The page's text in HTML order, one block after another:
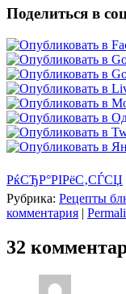
Поделиться в
РќСЂР°РІРёС‚СЃСЏ
Рубрика: Рецепты
комментария |
32